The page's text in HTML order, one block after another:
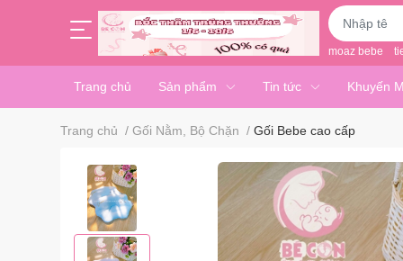
moaz bebe
Trang chủ Sản phẩm Tin tức Khuyến
Trang chủ / Gối Nằm, Bộ Chặn / Gối Bebe cao cấp